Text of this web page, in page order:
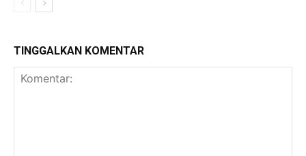
TINGGALKAN KOMENTAR